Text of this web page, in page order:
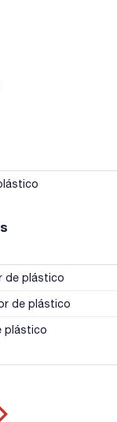
de plástico
de plástico
plástico